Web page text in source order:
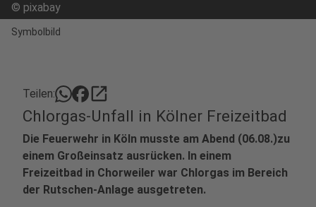
© pixabay
Symbolbild
Teilen: open_in_new
Chlorgas-Unfall in Kölner Freizeitbad
Die Feuerwehr in Köln musste am Abend (06.08.)zu
einem Großeinsatz ausrücken. In einem
Freizeitbad in Chorweiler war Chlorgas im Bereich
der Rutschen-Anlage ausgetreten.